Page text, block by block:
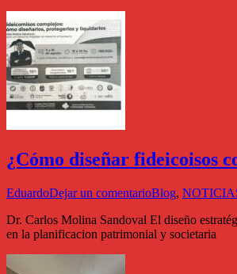
¿Cómo diseñar fideicoisos
EduardoDejar un comentarioBlog,
Dr. Carlos Molina Sandoval El diseño
en la planificacion patrimonial y societaria